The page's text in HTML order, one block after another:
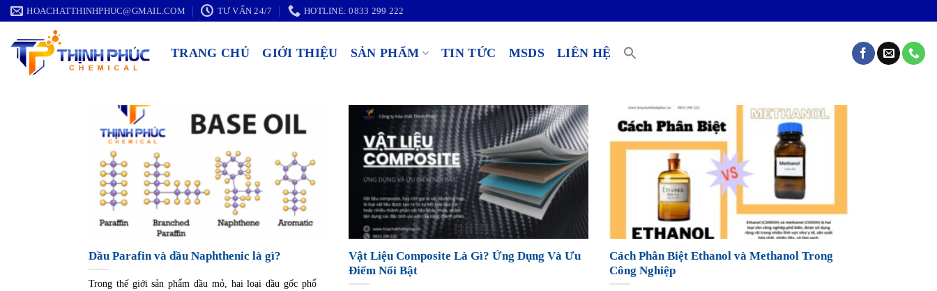
Chuyển
đến
nội
dung
HOACHATTHINHPHUC@GMAIL.COM TƯ VẤN 24/7 HOTLINE: 0833 299 222
TRANG CHỦ GIỚI THIỆU SẢN PHẨM TIN TỨC MSDS LIÊN HỆ
Dầu Parafin và dầu Naphthenic là gì?
Trong thế giới sản phẩm dầu mỏ, hai loại dầu gốc phổ
Vật Liệu Composite Là Gì? Ứng Dụng Và Ưu
Điểm Nổi Bật
Cách Phân Biệt Ethanol và Methanol Trong
Công Nghiệp